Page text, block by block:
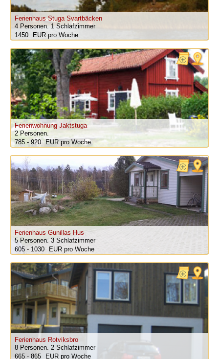
Ferienhaus Stuga Svartbäcken
4 Personen.1 Schlafzimmer
1450
pro Woche
Ferienwohnung Jaktstuga
2 Personen.
785 - 920
pro Woche
Ferienhaus Gunillas Hus
5 Personen. 3 Schlafzimmer
605 - 1030
pro Woche
Ferienhaus Rotviksbro
8 Personen. 2 Schlafzimmer
665 - 865
pro Woche